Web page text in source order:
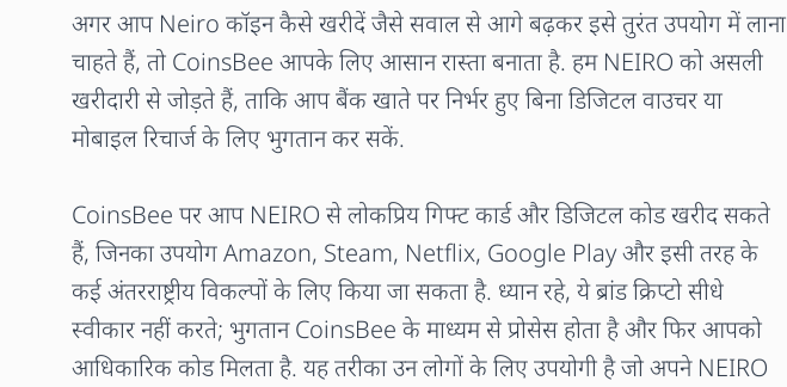
अगर आप Neiro कॉइन कैसे खरीदें जैसे सवाल से आगे बढ़कर इसे तुरंत उपयोग में लाना
चाहते हैं, तो CoinsBee आपके लिए आसान रास्ता बनाता है. हम NEIRO को असली
खरीदारी से जोड़ते हैं, ताकि आप बैंक खाते पर निर्भर हुए बिना डिजिटल वाउचर या
मोबाइल रिचार्ज के लिए भुगतान कर सकें.
CoinsBee पर आप NEIRO से लोकप्रिय गिफ्ट कार्ड और डिजिटल कोड खरीद सकते
हैं, जिनका उपयोग Amazon, Steam, Netflix, Google Play और इसी तरह के
कई अंतरराष्ट्रीय विकल्पों के लिए किया जा सकता है. ध्यान रहे, ये ब्रांड क्रिप्टो सीधे
स्वीकार नहीं करते; भुगतान CoinsBee के माध्यम से प्रोसेस होता है और फिर आपको
आधिकारिक कोड मिलता है. यह तरीका उन लोगों के लिए उपयोगी है जो अपने NEIRO